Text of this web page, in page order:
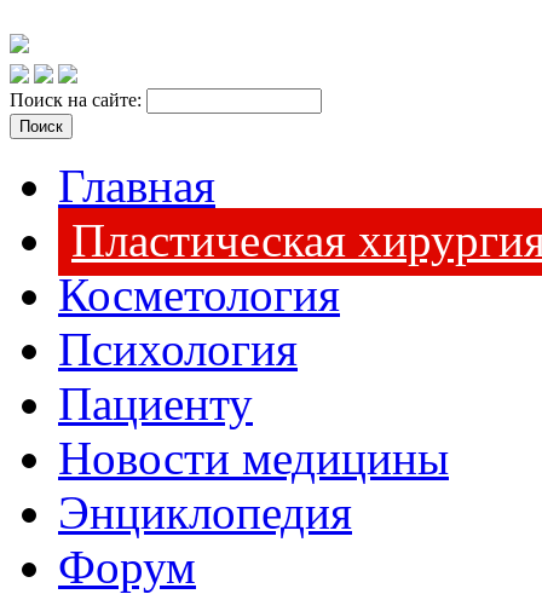
Поиск на сайте:
Главная
Пластическая
Косметология
Психология
Пациенту
Новости медицины
Энциклопедия
Форум